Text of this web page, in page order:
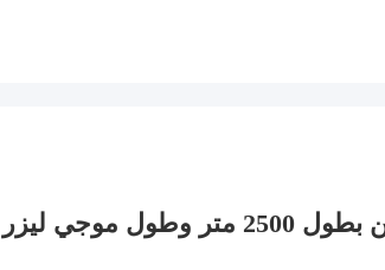
وحدة أجهزة تحديد المدى بالليزر AT-LRF0402 آمنة للعين بطول 2500 متر وطول موجي ليزر